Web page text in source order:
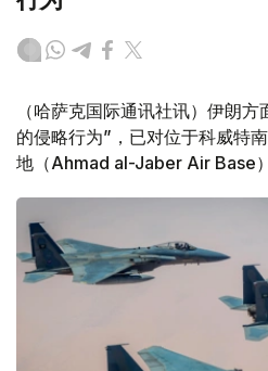
（哈萨克国际通讯社讯）伊朗
的侵略行为”，已对位于科威特
地（Ahmad al-Jaber Air Base